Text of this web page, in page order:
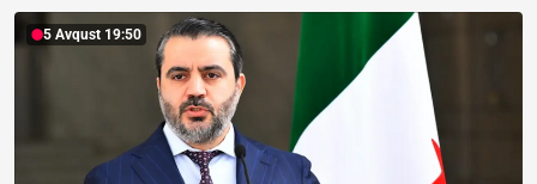
5 Avqust 19:50